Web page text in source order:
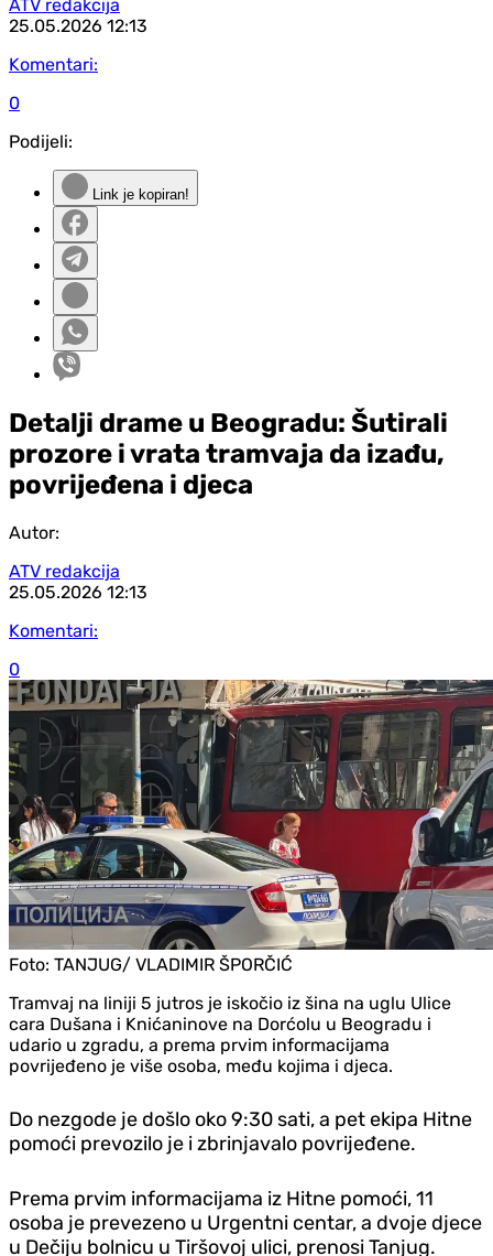
ATV redakcija
25.05.2026 12:13
Komentari:
0
Podijeli:
Link je kopiran!
Detalji drame u Beogradu: Šutirali
prozore i vrata tramvaja da izađu,
povrijeđena i d‌jeca
Autor:
ATV redakcija
25.05.2026 12:13
Komentari:
0
Foto: TANJUG/ VLADIMIR ŠPORČIĆ
Tramvaj na liniji 5 jutros je iskočio iz šina na uglu Ulice
cara Dušana i Knićaninove na Dorćolu u Beogradu i
udario u zgradu, a prema prvim informacijama
povrijeđeno je više osoba, među kojima i d‌jeca.
Do nezgode je došlo oko 9:30 sati, a pet ekipa Hitne
pomoći prevozilo je i zbrinjavalo povrijeđene.
Prema prvim informacijama iz Hitne pomoći, 11
osoba je prevezeno u Urgentni centar, a dvoje d‌jece
u Dečiju bolnicu u Tiršovoj ulici, prenosi Tan‌jug.